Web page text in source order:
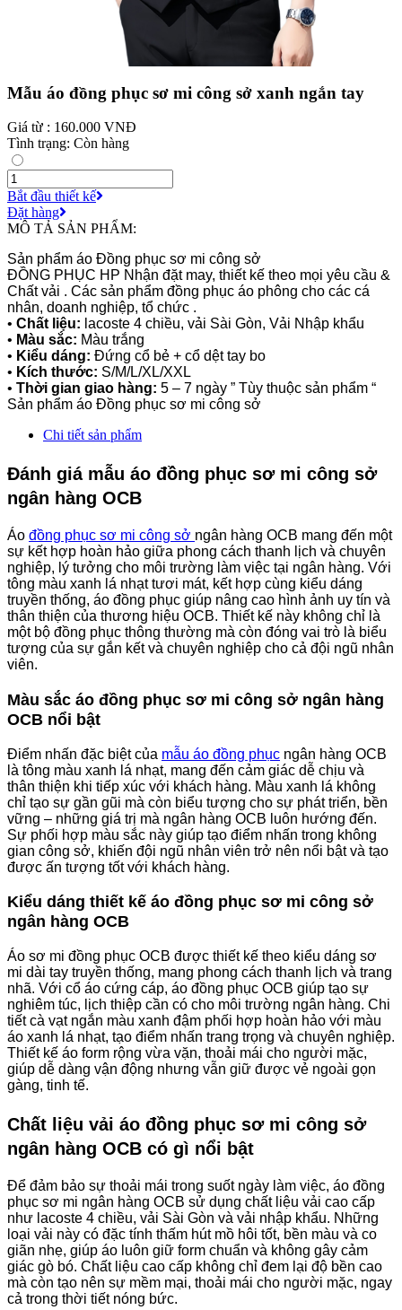
Mẫu áo đồng phục sơ mi công sở xanh ngắn tay
Giá từ : 160.000 VNĐ
Tình trạng: Còn hàng
Bắt đầu thiết kế
Đặt hàng
MÔ TẢ SẢN PHẨM:
Sản phẩm áo Đồng phục sơ mi công sở
ĐỒNG PHỤC HP Nhận đặt may, thiết kế theo mọi yêu cầu &
Chất vải . Các sản phẩm đồng phục áo phông cho các cá
nhân, doanh nghiệp, tổ chức .
• Chất liệu: lacoste 4 chiều, vải Sài Gòn, Vải Nhập khẩu
• Màu sắc: Màu trắng
• Kiểu dáng: Đứng cổ bẻ + cổ dệt tay bo
• Kích thước: S/M/L/XL/XXL
• Thời gian giao hàng: 5 – 7 ngày ” Tùy thuộc sản phẩm “
Sản phẩm áo Đồng phục sơ mi công sở
Chi tiết sản phẩm
Đánh giá mẫu áo đồng phục sơ mi công sở
ngân hàng OCB
Áo đồng phục sơ mi công sở ngân hàng OCB mang đến một
sự kết hợp hoàn hảo giữa phong cách thanh lịch và chuyên
nghiệp, lý tưởng cho môi trường làm việc tại ngân hàng. Với
tông màu xanh lá nhạt tươi mát, kết hợp cùng kiểu dáng
truyền thống, áo đồng phục giúp nâng cao hình ảnh uy tín và
thân thiện của thương hiệu OCB. Thiết kế này không chỉ là
một bộ đồng phục thông thường mà còn đóng vai trò là biểu
tượng của sự gắn kết và chuyên nghiệp cho cả đội ngũ nhân
viên.
Màu sắc áo đồng phục sơ mi công sở ngân hàng
OCB nổi bật
Điểm nhấn đặc biệt của mẫu áo đồng phục ngân hàng OCB
là tông màu xanh lá nhạt, mang đến cảm giác dễ chịu và
thân thiện khi tiếp xúc với khách hàng. Màu xanh lá không
chỉ tạo sự gần gũi mà còn biểu tượng cho sự phát triển, bền
vững – những giá trị mà ngân hàng OCB luôn hướng đến.
Sự phối hợp màu sắc này giúp tạo điểm nhấn trong không
gian công sở, khiến đội ngũ nhân viên trở nên nổi bật và tạo
được ấn tượng tốt với khách hàng.
Kiểu dáng thiết kế áo đồng phục sơ mi công sở
ngân hàng OCB
Áo sơ mi đồng phục OCB được thiết kế theo kiểu dáng sơ
mi dài tay truyền thống, mang phong cách thanh lịch và trang
nhã. Với cổ áo cứng cáp, áo đồng phục OCB giúp tạo sự
nghiêm túc, lịch thiệp cần có cho môi trường ngân hàng. Chi
tiết cà vạt ngắn màu xanh đậm phối hợp hoàn hảo với màu
áo xanh lá nhạt, tạo điểm nhấn trang trọng và chuyên nghiệp.
Thiết kế áo form rộng vừa vặn, thoải mái cho người mặc,
giúp dễ dàng vận động nhưng vẫn giữ được vẻ ngoài gọn
gàng, tinh tế.
Chất liệu vải áo đồng phục sơ mi công sở
ngân hàng OCB có gì nổi bật
Để đảm bảo sự thoải mái trong suốt ngày làm việc, áo đồng
phục sơ mi ngân hàng OCB sử dụng chất liệu vải cao cấp
như lacoste 4 chiều, vải Sài Gòn và vải nhập khẩu. Những
loại vải này có đặc tính thấm hút mồ hôi tốt, bền màu và co
giãn nhẹ, giúp áo luôn giữ form chuẩn và không gây cảm
giác gò bó. Chất liệu cao cấp không chỉ đem lại độ bền cao
mà còn tạo nên sự mềm mại, thoải mái cho người mặc, ngay
cả trong thời tiết nóng bức.